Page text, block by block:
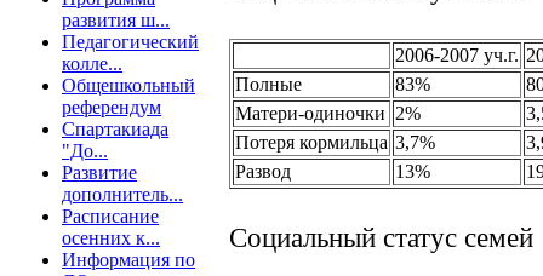
развития ш...
Педагогический
колле...
Общешкольный
референдум
Спартакиада
"До...
Развитие
дополнитель...
Расписание
осенних к...
Информация по
2006-2007 уч.г.
Полные
83%
Матери-одиночки 2%
Потеря кормильца 3,7%
Развод
13%
Социальный статус семей